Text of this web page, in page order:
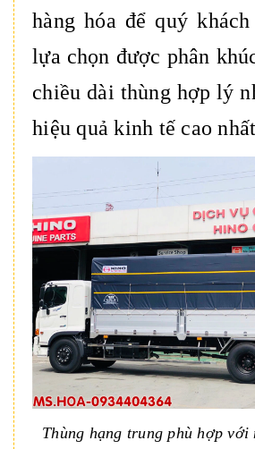
hàng hóa để quý
lựa chọn được phân
chiều dài thùng hợp lý
hiệu quả kinh tế cao
Thùng hạng trung phù hợp với